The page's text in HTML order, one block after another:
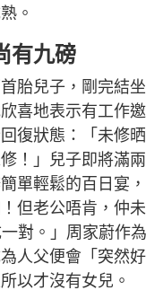
。
有九磅
胎兒子，剛完結坐
喜地表示有工作邀
復狀態：「未修晒
！」兒子即將滿兩
單輕鬆的百日宴，
但老公唔肯，仲未
對。」周家蔚作為
人父便會「突然好
以才沒有女兒。